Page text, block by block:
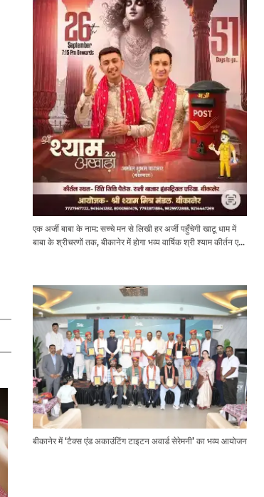
एक अर्जी बाबा के नाम: सच्चे मन से लिखी हर अर्जी पहुँचेगी खाटू धाम में
बाबा के श्रीचरणों तक, बीकानेर में होगा भव्य वार्षिक श्री श्याम कीर्तन एवं
बीकानेर में ‘टैक्स एंड अकाउंटिंग टाइटन अवार्ड सेरेमनी’ का भव्य आयोजन